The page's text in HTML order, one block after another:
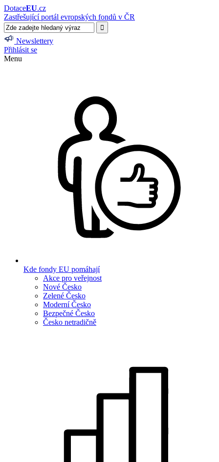
DotaceEU.cz
Zastřešující portál evropských fondů v ČR
Newslettery
Přihlásit se
Menu
Kde fondy EU pomáhají
Akce pro veřejnost
Nové Česko
Zelené Česko
Moderní Česko
Bezpečné Česko
Česko netradičně